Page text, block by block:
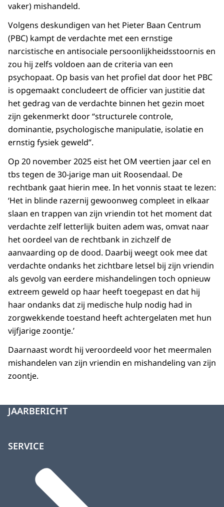
vaker) mishandeld.
Volgens deskundigen van het Pieter Baan Centrum
(PBC) kampt de verdachte met een ernstige
narcistische en antisociale persoonlijkheidsstoornis en
zou hij zelfs voldoen aan de criteria van een
psychopaat. Op basis van het profiel dat door het PBC
is opgemaakt concludeert de officier van justitie dat
het gedrag van de verdachte binnen het gezin moet
zijn gekenmerkt door “structurele controle,
dominantie, psychologische manipulatie, isolatie en
ernstig fysiek geweld”.
Op 20 november 2025 eist het OM veertien jaar cel en
tbs tegen de 30-jarige man uit Roosendaal. De
rechtbank gaat hierin mee. In het vonnis staat te lezen:
‘Het in blinde razernij gewoonweg compleet in elkaar
slaan en trappen van zijn vriendin tot het moment dat
verdachte zelf letterlijk buiten adem was, omvat naar
het oordeel van de rechtbank in zichzelf de
aanvaarding op de dood. Daarbij weegt ook mee dat
verdachte ondanks het zichtbare letsel bij zijn vriendin
als gevolg van eerdere mishandelingen toch opnieuw
extreem geweld op haar heeft toegepast en dat hij
haar ondanks dat zij medische hulp nodig had in
zorgwekkende toestand heeft achtergelaten met hun
vijfjarige zoontje.’
Daarnaast wordt hij veroordeeld voor het meermalen
mishandelen van zijn vriendin en mishandeling van zijn
zoontje.
JAARBERICHT
SERVICE